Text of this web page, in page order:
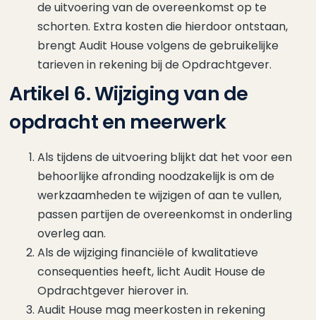
de uitvoering van de overeenkomst op te
schorten. Extra kosten die hierdoor ontstaan,
brengt Audit House volgens de gebruikelijke
tarieven in rekening bij de Opdrachtgever.
Artikel 6. Wijziging van de
opdracht en meerwerk
Als tijdens de uitvoering blijkt dat het voor een
behoorlijke afronding noodzakelijk is om de
werkzaamheden te wijzigen of aan te vullen,
passen partijen de overeenkomst in onderling
overleg aan.
Als de wijziging financiële of kwalitatieve
consequenties heeft, licht Audit House de
Opdrachtgever hierover in.
Audit House mag meerkosten in rekening